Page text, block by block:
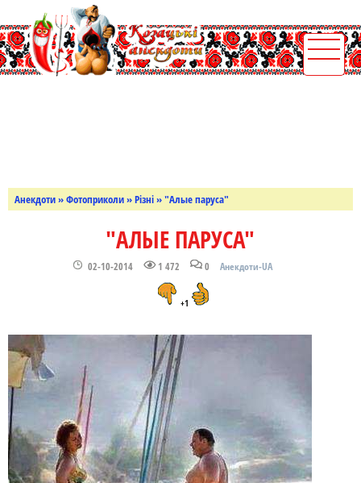
Анекдоти»Фотоприколи»Різні» "Алые паруса"
"АЛЫЕ ПАРУСА"
02-10-2014 1 472 0 Анекдоти-UA
+1